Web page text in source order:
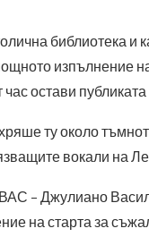
библиотека и
изпълнение
остави
ту около
вокали на
– Джулиано
на старта за